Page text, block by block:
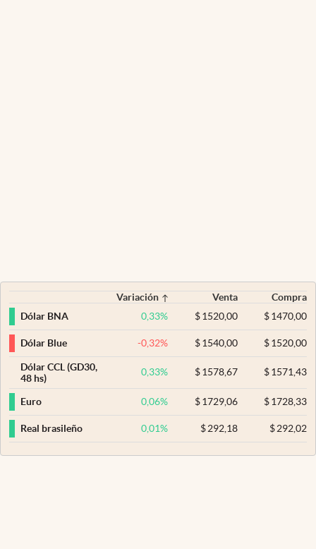
Variación Venta
Compra
Dólar BNA
0,33% $ 1520,00 $1470,00
Dólar Blue -0,32% $ 1540,00 $1520,00
Dólar CCL (GD30,
48 hs)
0,33% $ 1578,67 $1571,43
Euro 0,06% $ 1729,06 $1728,33
Real brasileño 0,01% $ 292,18 $292,02